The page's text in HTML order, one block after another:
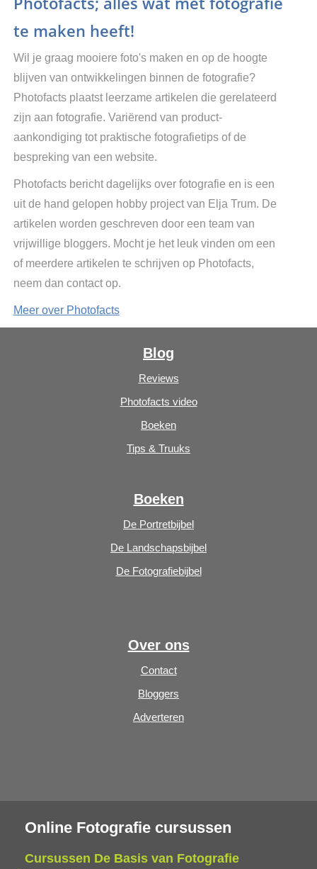
te maken heeft!
Wil je graag mooiere foto's maken en op de hoogte
blijven van ontwikkelingen binnen de fotografie?
Photofacts plaatst leerzame artikelen die gerelateerd
zijn aan fotografie. Variërend van product-
aankondiging tot praktische fotografietips of de
bespreking van een website.
Photofacts bericht dagelijks over fotografie en is een
uit de hand gelopen hobby project van Elja Trum. De
artikelen worden geschreven door een team van
vrijwillige bloggers. Mocht je het leuk vinden om een
of meerdere artikelen te schrijven op Photofacts,
neem dan contact op.
Meer over Photofacts
Blog
Reviews
Photofacts video
Boeken
Tips & Truuks
Boeken
De Portretbijbel
De Landschapsbijbel
De Fotografiebijbel
Over ons
Contact
Bloggers
Adverteren
Online Fotografie cursussen
Cursussen De Basis van Fotografie